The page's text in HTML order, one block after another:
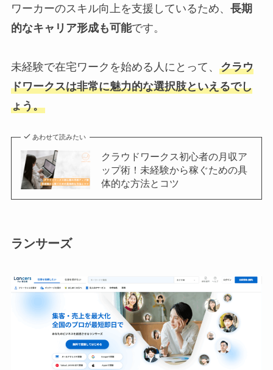
ワーカーのスキル向上を支援しているため、 長期
的なキャリア形成も可能です。
未経験で在宅ワークを始める人にとって、 クラウ
ドワークスは非常に魅力的な選択肢といえるでし
ょう。
あわせて読みたい
クラウドワークス初心者の月収ア
ップ術！未経験から稼ぐための具
体的な方法とコツ
ランサーズ